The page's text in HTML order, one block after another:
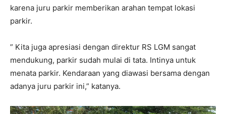
karena juru parkir memberikan arahan tempat lokasi
parkir.
” Kita juga apresiasi dengan direktur RS LGM sangat
mendukung, parkir sudah mulai di tata. Intinya untuk
menata parkir. Kendaraan yang diawasi bersama dengan
adanya juru parkir ini,” katanya.